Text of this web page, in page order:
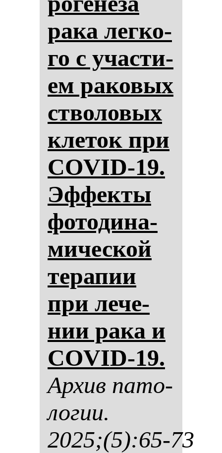
ра­ка лег­ко­
го с учас­ти­
ем ра­ко­вых
ство­ло­вых
кле­ток при
COVID-19.
Эф­фек­ты
фо­то­ди­на­
ми­чес­кой
те­ра­пии
при ле­че­
нии ра­ка и
COVID-19.
Ар­хив па­то­
ло­гии.
2025;(5):65-73